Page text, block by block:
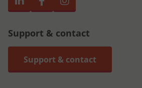
Support & contact
Support & contact